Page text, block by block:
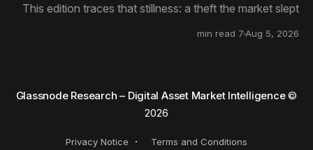
This edition traces that stillness: a theft the market slept
than capitulation, and an options market priced for
Aug 5, 2026
7 min read
Glassnode Research – Digital Asset Market Intelligence©
2026
Terms and Conditions
Privacy Notice